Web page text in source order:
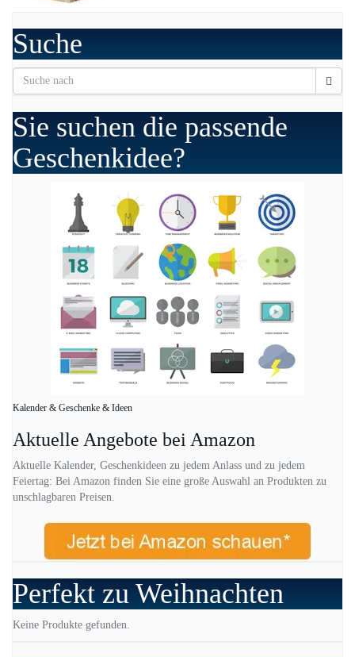
Suche
Sie suchen die passende
Geschenkidee?
Kalender & Geschenke & Ideen
Aktuelle Angebote bei Amazon
Aktuelle Kalender, Geschenkideen zu jedem Anlass und zu jedem
Feiertag: Bei Amazon finden Sie eine große Auswahl an Produkten zu
unschlagbaren Preisen.
Perfekt zu Weihnachten
Keine Produkte gefunden.